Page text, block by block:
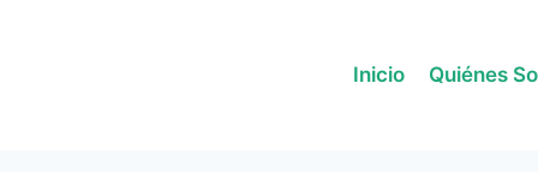
Inicio Quiénes